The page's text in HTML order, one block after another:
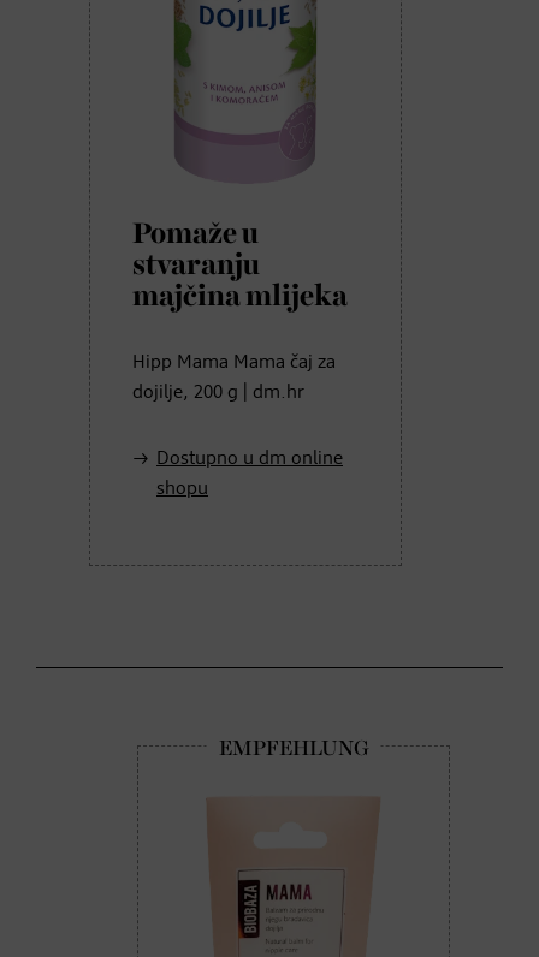
Pomaže u
stvaranju
majčina mlijeka
Hipp Mama Mama čaj za
dojilje, 200 g | dm.hr
Dostupno u dm online
shopu